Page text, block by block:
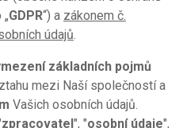
GDPR“) a zákonem č.
údajů.
základních pojmů
mezi Naší společností a
Vašich osobních údajů.
zpracovatel", "osobní údaje",